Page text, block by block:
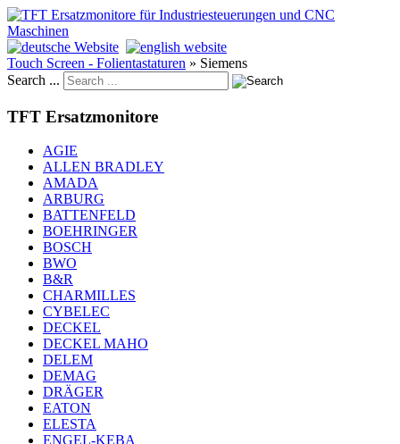
Touch Screen - Folientastaturen » Siemens
Search ...
TFT Ersatzmonitore
AGIE
ALLEN BRADLEY
AMADA
ARBURG
BATTENFELD
BOEHRINGER
BOSCH
BWO
B&R
CHARMILLES
CYBELEC
DECKEL
DECKEL MAHO
DELEM
DEMAG
DRÄGER
EATON
ELESTA
ENGEL-KEBA